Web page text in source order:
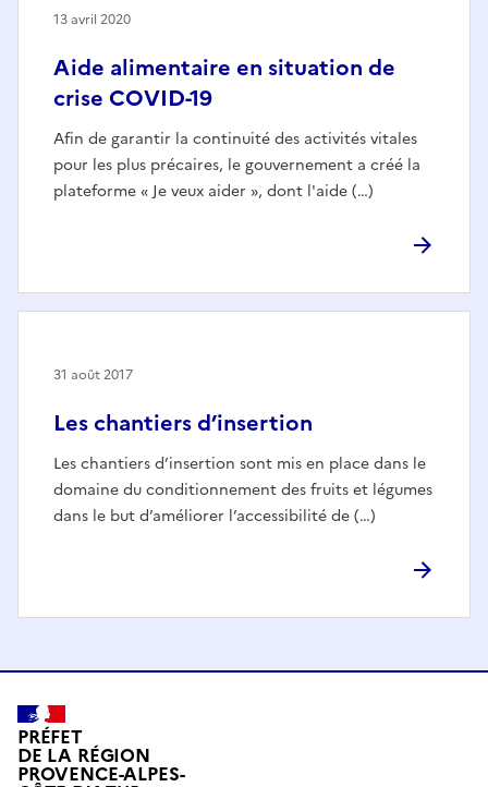
Aide alimentaire en situation de
crise COVID-19
Afin de garantir la continuité des activités vitales
pour les plus précaires, le gouvernement a créé la
plateforme « Je veux aider », dont l'aide (…)
13 avril 2020
Les chantiers d’insertion
Les chantiers d’insertion sont mis en place dans le
domaine du conditionnement des fruits et légumes
dans le but d’améliorer l’accessibilité de (…)
31 août 2017
PRÉFET
DE LA RÉGION
PROVENCE-ALPES-